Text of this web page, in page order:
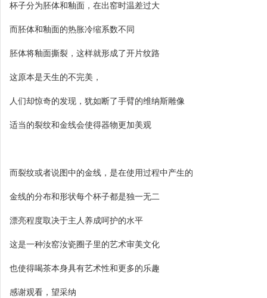
杯子分为胚体和釉面，在出窑时温差过大
而胚体和釉面的热胀冷缩系数不同
胚体将釉面撕裂，这样就形成了开片纹路
这原本是天生的不完美，
人们却惊奇的发现，犹如断了手臂的维纳斯雕像
适当的裂纹和金线会使得器物更加美观
而裂纹或者说图中的金线，是在使用过程中产生的
金线的分布和形状每个杯子都是独一无二
漂亮程度取决于主人养成呵护的水平
这是一种汝窑汝瓷圈子里的艺术审美文化
也使得喝茶本身具有艺术性和更多的乐趣
感谢观看，望采纳